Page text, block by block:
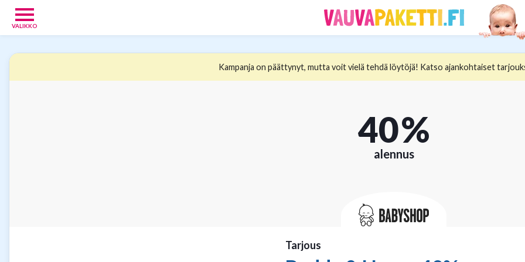
VALIKKO
Kampanja on päättynyt, mutta voit vielä tehdä löytöjä! Katso ajankohtaiset
40 %
alennus
Tarjous